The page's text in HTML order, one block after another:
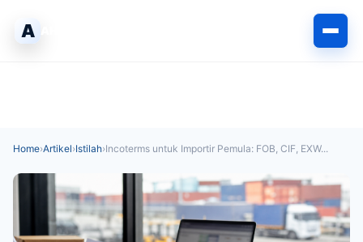
A
Home›Artikel›Istilah›Incoterms untuk Importir Pemula: FOB, CIF, EXW...